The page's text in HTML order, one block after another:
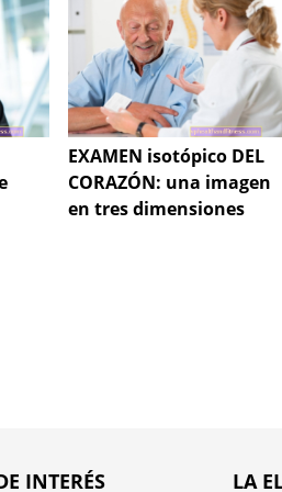
EXAMEN isotópico DEL
CORAZÓN: una imagen
en tres dimensiones
INTERÉS LA